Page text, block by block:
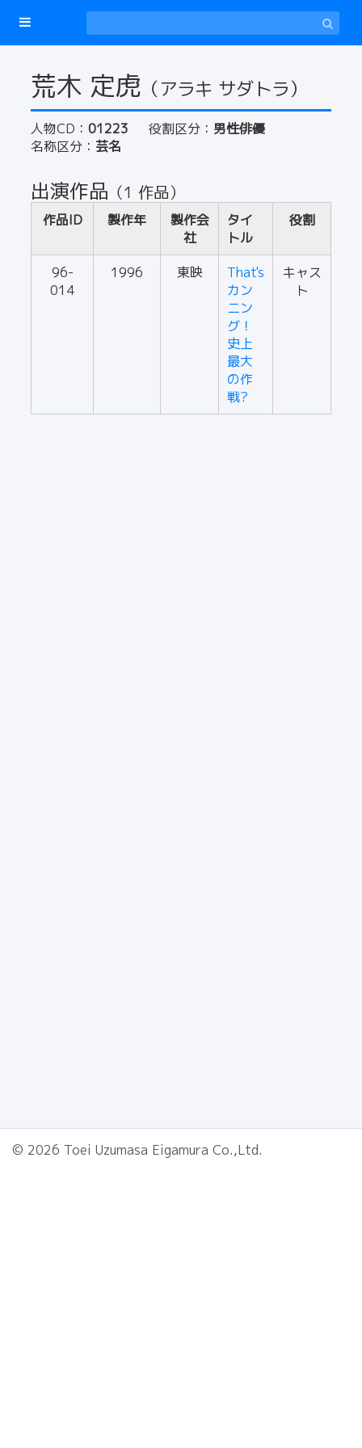
荒木 定虎 （アラキ サダトラ）
人物CD： 01223 役割区分： 男性俳優
名称区分： 芸名
出演作品 （1 作品）
作品ID 製作年
製作会
社
タイ
トル
役割
96-
014
1996 東映
That's
カン
ニン
グ！
史上
最大
の作
戦?
キャス
ト
© 2026 Toei Uzumasa Eigamura Co.,Ltd.